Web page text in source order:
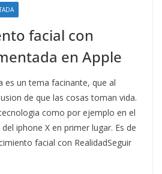
facial con
en Apple
es un tema facinante, que al
de que las cosas toman vida.
como por ejemplo en el
iphone X en primer lugar. Es de
facial con RealidadSeguir